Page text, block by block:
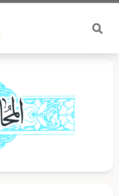
تخطي
المحتوى